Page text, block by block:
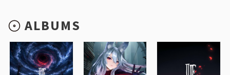
ALBUMS